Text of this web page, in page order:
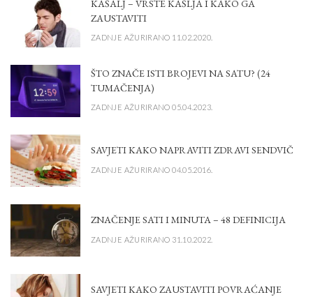
KAŠALJ – VRSTE KAŠLJA I KAKO GA
ZAUSTAVITI
ZADNJE AŽURIRANO 11.02.2020.
ŠTO ZNAČE ISTI BROJEVI NA SATU? (24
TUMAČENJA)
ZADNJE AŽURIRANO 05.04.2023.
SAVJETI KAKO NAPRAVITI ZDRAVI SENDVIČ
ZADNJE AŽURIRANO 04.05.2016.
ZNAČENJE SATI I MINUTA – 48 DEFINICIJA
ZADNJE AŽURIRANO 31.10.2022.
SAVJETI KAKO ZAUSTAVITI POVRAĆANJE